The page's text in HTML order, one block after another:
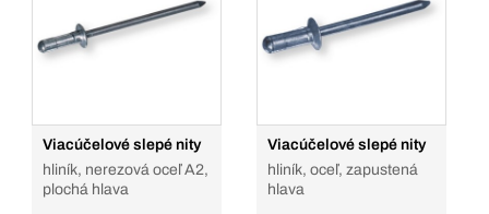
Viacúčelové slepé nity
hliník, nerezová oceľ A2,
plochá hlava
Viacúčelové slepé nity
hliník, oceľ, zapustená
hlava